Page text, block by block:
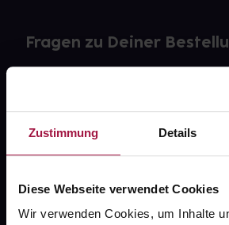
Zustimmung Details
Diese Webseite verwendet Cookies
Wir verwenden Cookies, um Inhalte
Fragen zu Deiner